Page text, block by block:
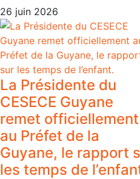
26 juin 2026
La Présidente du
CESECE Guyane
remet officiellement
au Préfet de la
Guyane, le rapport
les temps de